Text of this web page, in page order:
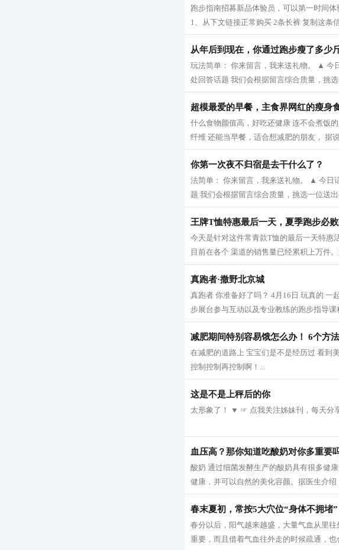
跑步指南招募新品体验员，可以第一时间
1、从下文链接正常购买 2条长裤 复制这条
从年后到现在，你通过跑步瘦了多少
玩法简单： 你来留言，我来送礼物。 ▲ 今
处回答话题 我们会根据留言综合质量，挑
超模最爱的早餐，主食界网红的瘦身
什么食物颜值高，好吃还健康 连不会煮饭
纤维 还能当早餐，适合想减肥的朋友， 据
你第一次夜不归宿是去干什么了？
法简单： 你来留言，我来送礼物。 ▲ 今日
题 我们会根据留言综合质量，挑选一位送
王牌T恤特惠最后一天，夏季跑步必
今天是针对这件常青款T恤的最后一天特惠
目前在各个 渠道的销售量已经累积上万件
真跑者·撒野北京城
真跑者 你准备好了吗？ 4月16日 玩真的 一
步展台参与互动以及专业教练的跑步指导课
减肥期间特别容易饿怎么办！ 6个方
在减肥的道路上 宝宝们是不是经历过 看到
控制控制再控制啊！...
这是不是上秤后的你
太形象了！ ▼ ☞ 点我关注姊妹刊，每天分
血压高？那你知道吃酸奶对你多重要
酸奶 通过细菌发酵生产的酸奶具有很多健
健康，并可以自然的美化容颜。据医生介绍
春末夏初，常按5大穴位“身体不拥堵”
春分以后，阳气越来越盛，大量气血从里
重要，而且借着气血往外走的时候疏通，也